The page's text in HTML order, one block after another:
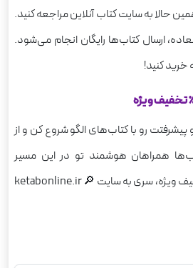
حالا به سایت کتاب آنلاین مراجعه کنید.
ارسال کتاب‌ها رایگان انجام می‌شود.
کنید!
رو با کتاب‌های الگو شروع کن و از
همراهان هوشمند تو در این مسیر
هستند. برای استفاده از تخفیف ویژه، سری به سایت 🔎 ketabonline.ir